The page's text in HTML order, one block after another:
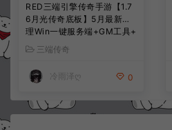
RED三端引擎传奇手游【1.7
6月光传奇底板】5月最新整
理Win一键服务端+GM工具+
PC安卓苹果+详细搭建教程
三端传奇
冷雨泽ღ 0